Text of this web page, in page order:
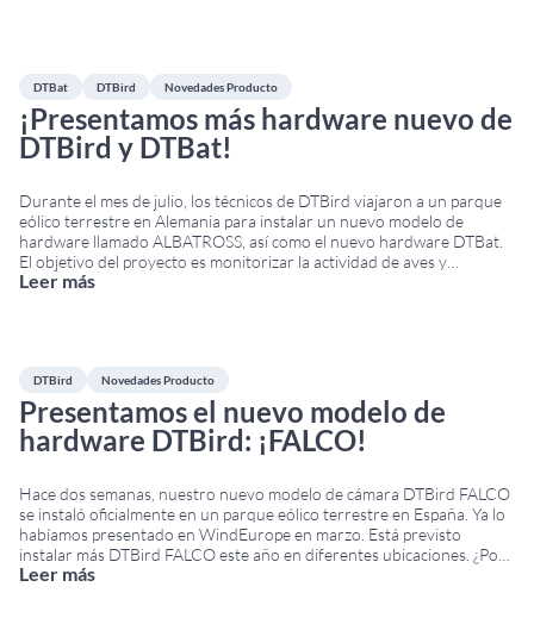
DTBat DTBird Novedades Producto
¡Presentamos más hardware nuevo de
DTBird y DTBat!
Durante el mes de julio, los técnicos de DTBird viajaron a un parque
eólico terrestre en Alemania para instalar un nuevo modelo de
hardware llamado ALBATROSS, así como el nuevo hardware DTBat.
El objetivo del proyecto es monitorizar la actividad de aves y
murciélagos y también poner en marcha acciones de apagado para
Leer más
DTBird Novedades Producto
Presentamos el nuevo modelo de
hardware DTBird: ¡FALCO!
Hace dos semanas, nuestro nuevo modelo de cámara DTBird FALCO
se instaló oficialmente en un parque eólico terrestre en España. Ya lo
habíamos presentado en WindEurope en marzo. Está previsto
instalar más DTBird FALCO este año en diferentes ubicaciones. ¿Por
qué «FALCO»? Queríamos rendir homenaje a una de las familias de
Leer más